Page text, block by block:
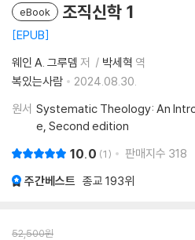
eBook 조직신학 1
EPUB
웨인 A. 그루뎀 저 박세혁 역
복있는사람
2024.08.30.
원서 Systematic Theology: An
e, Second edition
10.0 1 판매지수 318
주간베스트 종교 193위
52,500원